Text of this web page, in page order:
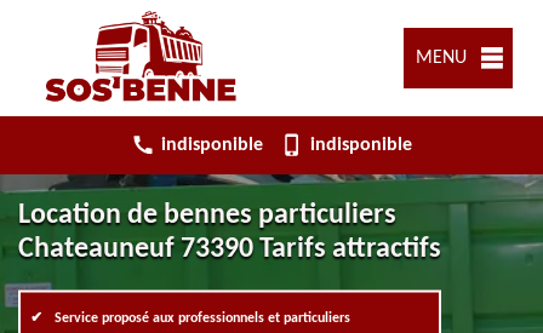
MENU
indisponible indisponible
Location de bennes particuliers
Chateauneuf 73390 Tarifs attractifs
Service proposé aux professionnels et particuliers